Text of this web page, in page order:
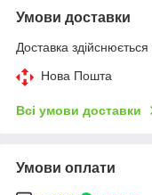
Умови доставки
Доставка здійснюється
Нова Пошта
Всі умови доставки
Умови оплати